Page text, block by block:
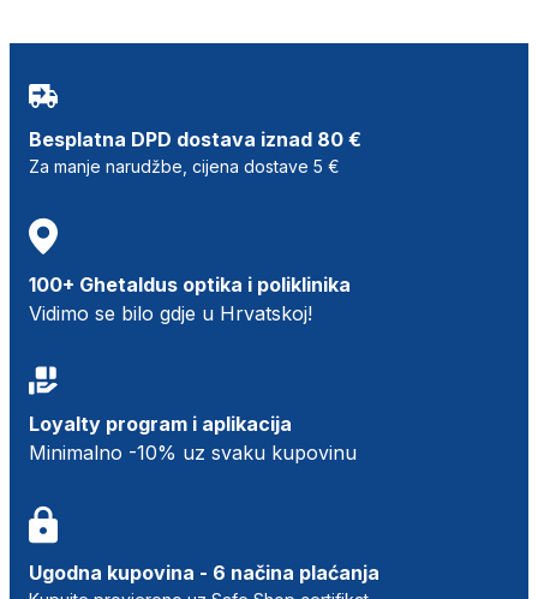
Besplatna DPD dostava iznad 80 €
Za manje narudžbe, cijena dostave 5 €
100+ Ghetaldus optika i poliklinika
Vidimo se bilo gdje u Hrvatskoj!
Loyalty program i aplikacija
Minimalno -10% uz svaku kupovinu
Ugodna kupovina - 6 načina plaćanja